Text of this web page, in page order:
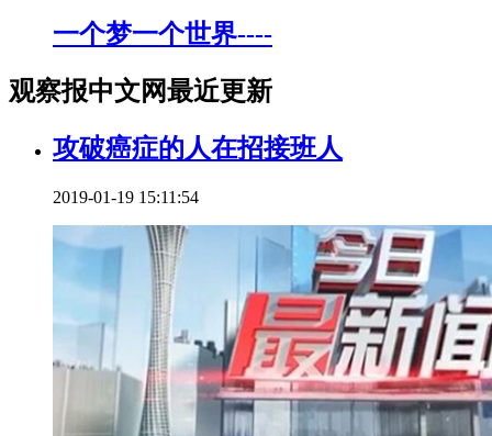
一个梦一个世界----
观察报中文网最近更新
攻破癌症的人在招接班人
2019-01-19 15:11:54